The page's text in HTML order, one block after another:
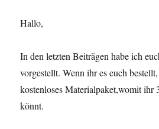
Hallo,
In den letzten Beiträgen habe ich
vorgestellt. Wenn ihr es euch
kostenloses Materialpaket,womit ihr
könnt.